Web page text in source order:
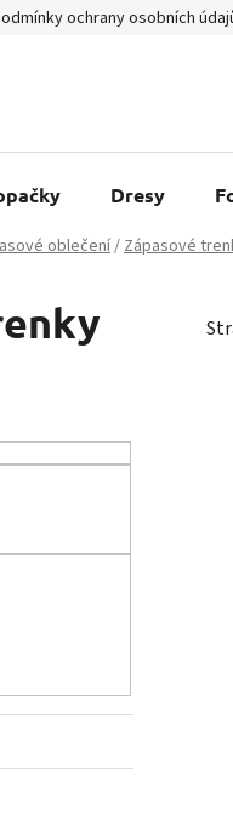
ochrany osobních
Dresy
oblečení/Zápasové